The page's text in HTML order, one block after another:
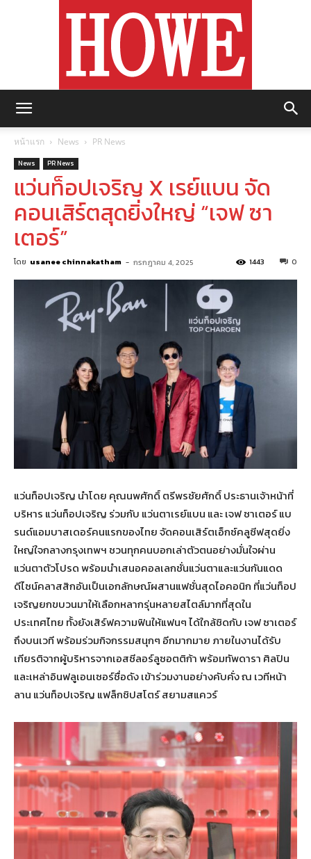
หน้าแรก News PR News
News PR News
แว่นท็อปเจริญ X เรย์แบน จัด
คอนเสิร์ตสุดยิ่งใหญ่ “เจฟ ซา
เตอร์”
โดย usanee chinnakatham - กรกฎาคม 4, 2025 0
1443
แว่นท็อปเจริญ นำโดย คุณนพศักดิ์ ตรีพรชัยศักดิ์ ประธานเจ้าหน้าที่
บริหาร แว่นท็อปเจริญ ร่วมกับ แว่นตาเรย์แบน และ เจฟ ซาเตอร์ แบ
รนด์แอมบาสเดอร์คนแรกของไทย จัดคอนเสิร์ตเอ็กซ์คลูซีฟสุดยิ่ง
ใหญ่ใจกลางกรุงเทพฯ ชวนทุกคนบอกเล่าตัวตนอย่างมั่นใจผ่าน
แว่นตาตัวโปรด พร้อมนำเสนอคอลเลกชั่นแว่นตาและแว่นกันแดด
ดีไซน์คลาสสิกอันเป็นเอกลักษณ์ผสานแฟชั่นสุดไอคอนิก ที่แว่นท็อป
เจริญยกขบวนมาให้เลือกหลากรุ่นหลายสไตล์มากที่สุดใน
ประเทศไทย ทั้งยังเสิร์ฟความฟินให้แฟนๆ ได้ใกล้ชิดกับ เจฟ ซาเตอร์
ถึงบนเวที พร้อมร่วมกิจกรรมสนุกๆ อีกมากมาย ภายในงานได้รับ
เกียรติจากผู้บริหารจากเอสซีลอร์ลูซอตติก้า พร้อมทัพดารา ศิลปิน
และเหล่าอินฟลูเอนเซอร์ชื่อดัง เข้าร่วมงานอย่างคับคั่ง ณ เวทีหน้า
ลาน แว่นท็อปเจริญ แฟล็กชิปสโตร์ สยามสแควร์